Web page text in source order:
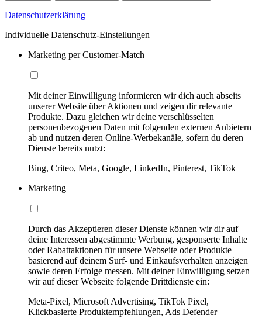
Datenschutzerklärung
Individuelle Datenschutz-Einstellungen
Marketing per Customer-Match
Mit deiner Einwilligung informieren wir dich auch abseits
unserer Website über Aktionen und zeigen dir relevante
Produkte. Dazu gleichen wir deine verschlüsselten
personenbezogenen Daten mit folgenden externen Anbietern
ab und nutzen deren Online-Werbekanäle, sofern du deren
Dienste bereits nutzt:
Bing, Criteo, Meta, Google, LinkedIn, Pinterest, TikTok
Marketing
Durch das Akzeptieren dieser Dienste können wir dir auf
deine Interessen abgestimmte Werbung, gesponserte Inhalte
oder Rabattaktionen für unsere Webseite oder Produkte
basierend auf deinem Surf- und Einkaufsverhalten anzeigen
sowie deren Erfolge messen. Mit deiner Einwilligung setzen
wir auf dieser Webseite folgende Drittdienste ein:
Meta-Pixel, Microsoft Advertising, TikTok Pixel,
Klickbasierte Produktempfehlungen, Ads Defender